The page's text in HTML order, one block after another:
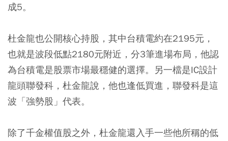
成5。
杜金龍也公開核心持股，其中台積電約在2195元，
也就是波段低點2180元附近，分3筆進場布局，他認
為台積電是股票市場最穩健的選擇。另一檔是IC設計
龍頭聯發科，杜金龍說，他也逢低買進，聯發科是這
波「強勢股」代表。
除了千金權值股之外，杜金龍還入手一些他所稱的低